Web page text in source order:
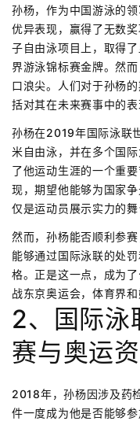
孙杨，作为中国游泳的
优异表现，赢得了无数
子自由泳项目上，取得
界游泳锦标赛金牌。然
口浪尖。人们对于孙杨
括对其在未来赛事中的
孙杨在2019年国际泳联
米自由泳，并在多个国
了他运动生涯的一个重
现，期望他能够为国家
仅是运动员展示实力的
然而，孙杨能否顺利参
能够通过国际泳联的处
格。正是这一点，成为
战东京奥运会，体育界
2、国际泳
赛与奥运
2018年，孙杨因涉及药
件一度成为他是否能够